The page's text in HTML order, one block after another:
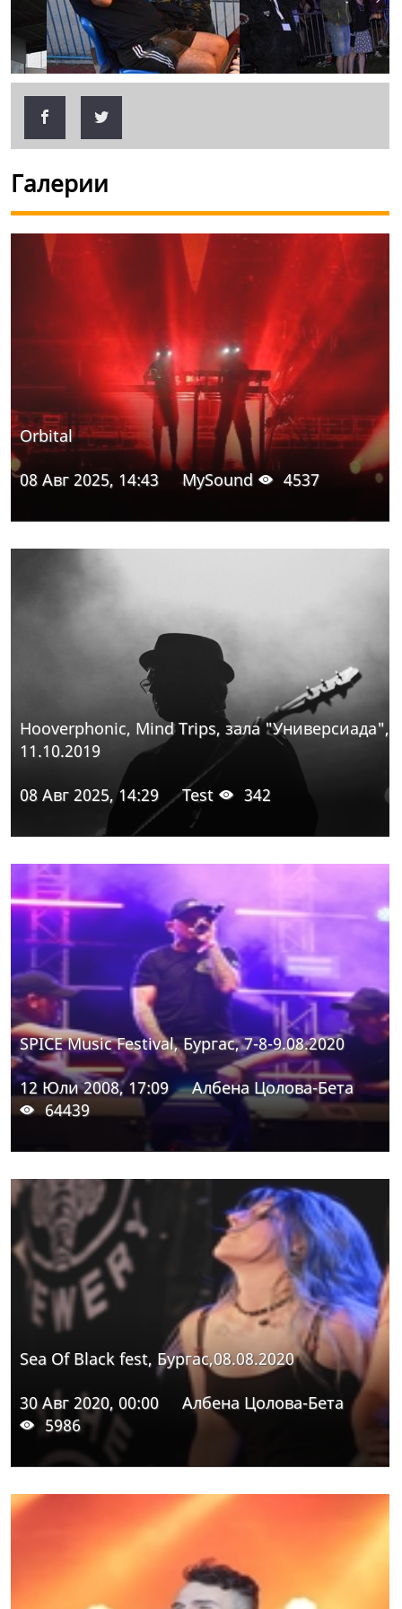
Галерии
Orbital
08 Авг 2025, 14:43 MySound 4537
Hooverphonic, Mind Trips, зала "Универсиада",
11.10.2019
08 Авг 2025, 14:29 Test 342
SPICE Music Festival, Бургас, 7-8-9.08.2020
12 Юли 2008, 17:09
Албена Цолова-Бета
64439
Sea Of Black fest, Бургас,08.08.2020
30 Авг 2020, 00:00
Албена Цолова-Бета
5986